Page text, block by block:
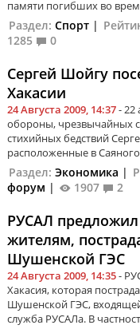
памяти погибших во
Раздел: Спорт |
1285
0
Сергей Шойгу
Хакасии
24 Августа 2009, 14:37- 22
обороны, чрезвычайных
стихийных бедствий
расположенные в
Раздел: Экономика |
форум | 1907 2
РУСАЛ
жителям,
Шушенской ГЭС
24 Августа 2009, 14:35-
Хакасия, которая
Шушенской ГЭС,
служба РУСАЛа. В